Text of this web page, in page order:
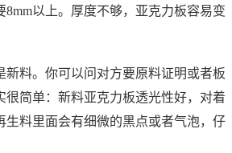
以上。厚度不够，亚克力板容易变
新料。你可以问对方要原料证明或者板
很简单：新料亚克力板透光性好，对着
生料里面会有细微的黑点或者气泡，仔